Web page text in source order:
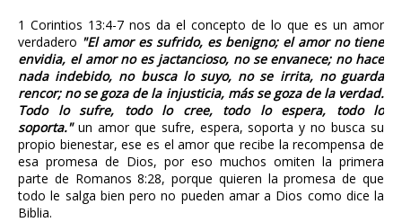
1 Corintios 13:4-7 nos da el concepto de lo que es un amor
verdadero "El amor es sufrido, es benigno; el amor no tiene
envidia, el amor no es jactancioso, no se envanece; no hace
nada indebido, no busca lo suyo, no se irrita, no guarda
rencor; no se goza de la injusticia, más se goza de la verdad.
Todo lo sufre, todo lo cree, todo lo espera, todo lo
soporta."un amor que sufre, espera, soporta y no busca su
propio bienestar, ese es el amor que recibe la recompensa de
esa promesa de Dios, por eso muchos omiten la primera
parte de Romanos 8:28, porque quieren la promesa de que
todo le salga bien pero no pueden amar a Dios como dice la
Biblia.